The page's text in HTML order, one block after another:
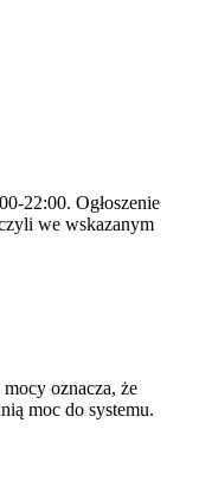
22:00. Ogłoszenie
we wskazanym
oznacza, że
moc do systemu.